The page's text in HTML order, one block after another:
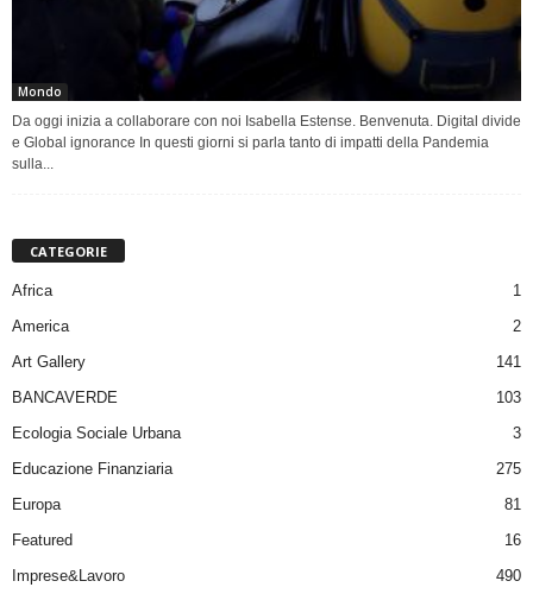
Mondo
Da oggi inizia a collaborare con noi Isabella Estense. Benvenuta. Digital divide
e Global ignorance In questi giorni si parla tanto di impatti della Pandemia
sulla...
CATEGORIE
Africa
1
America
2
Art Gallery
141
BANCAVERDE
103
Ecologia Sociale Urbana
3
Educazione Finanziaria
275
Europa
81
Featured
16
Imprese&Lavoro
490